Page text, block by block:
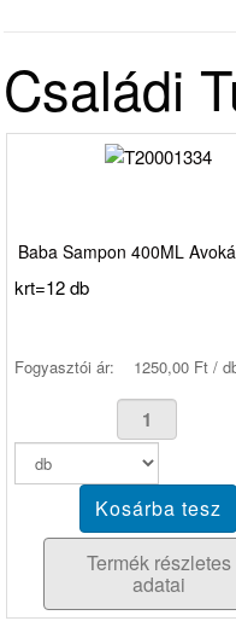
Családi
Baba Sampon 400ML
krt=12 db
Fogyasztói ár: 1250,00 Ft /
Termék részletes
adatai